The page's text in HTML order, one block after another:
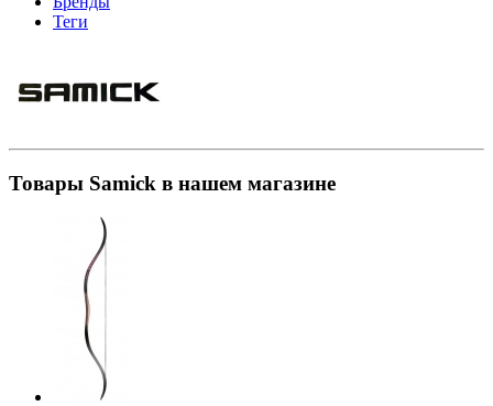
Теги
Товары Samick в нашем магазине